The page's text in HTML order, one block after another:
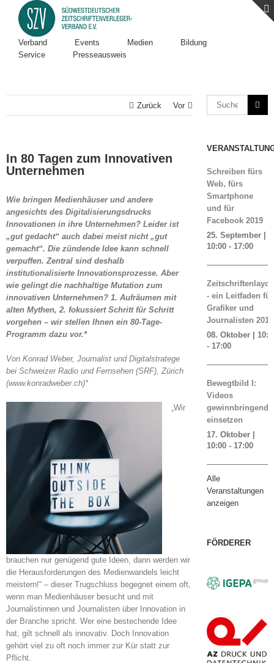
Verband Events Medien
Bildung
Service
Presseausweis
Zurück Vor
In 80 Tagen zum Innovativen
Unternehmen
Wie bringen Medienhäuser und andere
angesichts des Digitalisierungsdrucks
Innovationen in ihre Unternehmen? Leider ist
„gut gedacht“ auch dabei meist nicht „gut
gemacht“. Die zündende Idee kann schnell
verpuffen. Zentral sind deshalb
institutionalisierte Innovationsprozesse. Aber
wie gelingt die nachhaltige Mutation zum
innovativen Unternehmen? 1. Aufräumen mit
alten Mythen, 2. fokussiert Schritt für Schritt
vorgehen – wir stellen Ihnen ein 80-Tage-
Programm dazu vor.*
Von Konrad Weber, Journalist und Digitalstratege
bei Schweizer Radio und Fernsehen (SRF), Zürich
(www.konradweber.ch)*
„Wir
brauchen nur genügend gute Ideen, dann werden wir
die Herausforderungen des Medienwandels leicht
meistern!“ – dieser Trugschluss begegnet einem oft,
wenn man Medienhäuser besucht und mit
Journalistinnen und Journalisten über Innovation in
der Branche spricht. Wer eine bestechende Idee
hat, gilt schnell als innovativ. Doch Innovation
gehört viel zu oft noch immer zur Kür statt zur
Pflicht.
Schreiben fürs
Web, fürs
Smartphone
und für
Facebook 2019
25. September |
10:00- 17:00
- ein Leitfaden für
Grafiker und
Journalisten 2019
08. Oktober |
- 17:00
Bewegtbild I:
Videos
gewinnbringend
einsetzen
17. Oktober |
10:00- 17:00
Alle
Veranstaltungen
anzeigen
FÖRDERER